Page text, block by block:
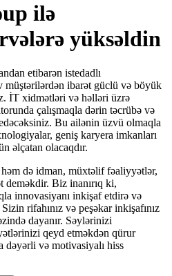
ilə
yüksəldin
etibarən istedadlı
müştərilərdən ibarət güclü və böyük
İT xidmətləri və həlləri üzrə
çalışmaqla dərin təcrübə və
Bu ailənin üzvü olmaqla
geniş karyera imkanları
əlçatan olacaqdır.
də idman, müxtəlif fəaliyyətlər,
deməkdir. Biz inanırıq ki,
innovasiyanı inkişaf etdirə və
rifahınız və peşəkar inkişafınız
dayanır. Səylərinizi
qeyd etməkdən qürur
dəyərli və motivasiyalı hiss